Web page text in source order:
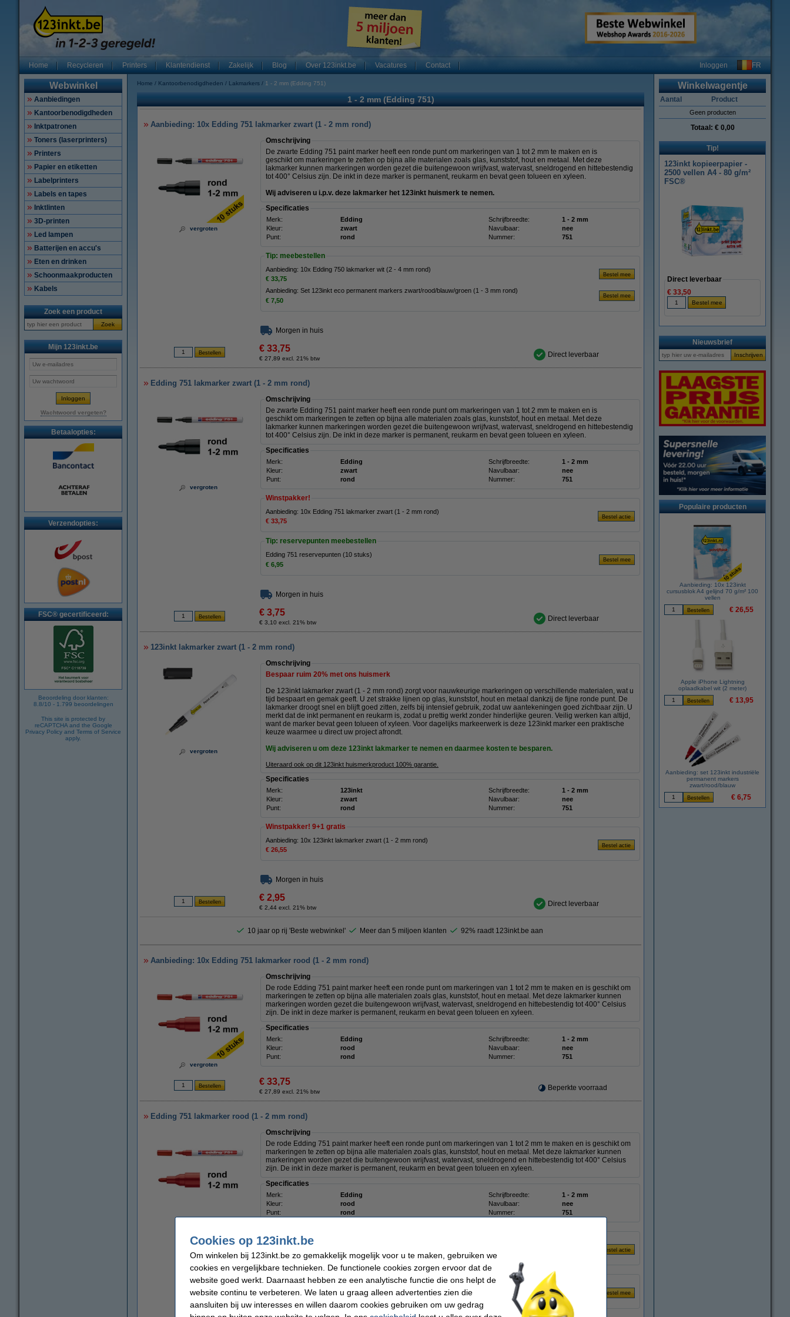
Home Recycleren Printers Klantendienst Zakelijk Blog Over 123inkt.be Vacatures Contact Inloggen FR
Webwinkel
Aanbiedingen
Kantoorbenodigdheden
Inktpatronen
Toners (laserprinters)
Printers
Papier en etiketten
Labelprinters
Labels en tapes
Inktlinten
3D-printen
Led lampen
Batterijen en accu's
Eten en drinken
Schoonmaakproducten
Kabels
Zoek een product
Zoek
Mijn 123inkt.be
Wachtwoord vergeten?
Betaalopties:
Verzendopties:
FSC® gecertificeerd:
Beoordeling door klanten:
8.8/10 - 1.799 beoordelingen
This site is protected by
reCAPTCHA and the Google
Privacy Policy and Terms of Service
apply.
Home Kantoorbenodigdheden Lakmarkers 1 - 2 mm (Edding 751)
1 - 2 mm (Edding 751)
Aanbieding: 10x Edding 751 lakmarker zwart (1 - 2 mm rond)
vergroten
Omschrijving
De zwarte Edding 751 paint marker heeft een ronde punt om markeringen van 1 tot 2 mm te maken en is
geschikt om markeringen te zetten op bijna alle materialen zoals glas, kunststof, hout en metaal. Met deze
lakmarker kunnen markeringen worden gezet die buitengewoon wrijfvast, watervast, sneldrogend en hittebestendig
tot 400° Celsius zijn. De inkt in deze marker is permanent, reukarm en bevat geen tolueen en xyleen.
Wij adviseren u i.p.v. deze lakmarker het 123inkt huismerk te nemen.
Specificaties
Merk: Edding Schrijfbreedte:
1 - 2 mm
Kleur:
zwart Navulbaar:
nee
Punt:
rond Nummer: 751
Tip: meebestellen
Aanbieding: 10x Edding 750 lakmarker wit (2 - 4 mm rond)
€ 33,75
Aanbieding: Set 123inkt eco permanent markers zwart/rood/blauw/groen (1 - 3 mm rond)
€ 7,50
Morgen in huis
€ 33,75
€ 27,89 excl. 21% btw Direct leverbaar
Edding 751 lakmarker zwart (1 - 2 mm rond)
vergroten
Omschrijving
De zwarte Edding 751 paint marker heeft een ronde punt om markeringen van 1 tot 2 mm te maken en is
geschikt om markeringen te zetten op bijna alle materialen zoals glas, kunststof, hout en metaal. Met deze
lakmarker kunnen markeringen worden gezet die buitengewoon wrijfvast, watervast, sneldrogend en hittebestendig
tot 400° Celsius zijn. De inkt in deze marker is permanent, reukarm en bevat geen tolueen en xyleen.
Specificaties
Merk: Edding Schrijfbreedte:
1 - 2 mm
Kleur:
zwart Navulbaar:
nee
Punt:
rond Nummer: 751
Winstpakker!
Aanbieding: 10x Edding 751 lakmarker zwart (1 - 2 mm rond)
€ 33,75
Tip: reservepunten meebestellen
Edding 751 reservepunten (10 stuks)
€ 6,95
Morgen in huis
€ 3,75
€ 3,10 excl. 21% btw Direct leverbaar
123inkt lakmarker zwart (1 - 2 mm rond)
vergroten
Omschrijving
Bespaar ruim 20% met ons huismerk
De 123inkt lakmarker zwart (1 - 2 mm rond) zorgt voor nauwkeurige markeringen op verschillende materialen, wat u
tijd bespaart en gemak geeft. U zet strakke lijnen op glas, kunststof, hout en metaal dankzij de fijne ronde punt. De
lakmarker droogt snel en blijft goed zitten, zelfs bij intensief gebruik, zodat uw aantekeningen goed zichtbaar zijn. U
merkt dat de inkt permanent en reukarm is, zodat u prettig werkt zonder hinderlijke geuren. Veilig werken kan altijd,
want de marker bevat geen tolueen of xyleen. Voor dagelijks markeerwerk is deze 123inkt marker een praktische
keuze waarmee u direct uw project afrondt.
Wij adviseren u om deze 123inkt lakmarker te nemen en daarmee kosten te besparen.
Uiteraard ook op dit 123inkt huismerkproduct 100% garantie.
Specificaties
Merk: 123inkt Schrijfbreedte:
1 - 2 mm
Kleur:
zwart Navulbaar:
nee
Punt:
rond Nummer: 751
Winstpakker! 9+1 gratis
Aanbieding: 10x 123inkt lakmarker zwart (1 - 2 mm rond)
€ 26,55
Morgen in huis
€ 2,95
€ 2,44 excl. 21% btw Direct leverbaar
10 jaar op rij 'Beste webwinkel' Meer dan 5 miljoen klanten 92% raadt 123inkt.be aan
Aanbieding: 10x Edding 751 lakmarker rood (1 - 2 mm rond)
vergroten
Omschrijving
De rode Edding 751 paint marker heeft een ronde punt om markeringen van 1 tot 2 mm te maken en is geschikt om
markeringen te zetten op bijna alle materialen zoals glas, kunststof, hout en metaal. Met deze lakmarker kunnen
markeringen worden gezet die buitengewoon wrijfvast, watervast, sneldrogend en hittebestendig tot 400° Celsius
zijn. De inkt in deze marker is permanent, reukarm en bevat geen tolueen en xyleen.
Specificaties
Merk: Edding Schrijfbreedte:
1 - 2 mm
Kleur:
rood Navulbaar:
nee
Punt:
rond Nummer: 751
€ 33,75
€ 27,89 excl. 21% btw Beperkte voorraad
Edding 751 lakmarker rood (1 - 2 mm rond)
Omschrijving
De rode Edding 751 paint marker heeft een ronde punt om markeringen van 1 tot 2 mm te maken en is geschikt om
markeringen te zetten op bijna alle materialen zoals glas, kunststof, hout en metaal. Met deze lakmarker kunnen
markeringen worden gezet die buitengewoon wrijfvast, watervast, sneldrogend en hittebestendig tot 400° Celsius
zijn. De inkt in deze marker is permanent, reukarm en bevat geen tolueen en xyleen.
Specificaties
Merk: Edding Schrijfbreedte:
1 - 2 mm
Kleur:
rood Navulbaar:
nee
Punt:
rond Nummer: 751
Aanbieding: 10x Edding 751 lakmarker rood (1 - 2 mm rond)
€ 33,75
€ 6,95
Winkelwagentje
Aantal Product
Geen producten
Totaal: € 0,00
Tip!
123inkt kopieerpapier -
2500 vellen A4 - 80 g/m²
FSC®
Direct leverbaar
€ 33,50
Nieuwsbrief
Populaire producten
Aanbieding: 10x 123inkt
cursusblok A4 gelijnd 70 g/m² 100
vellen
€ 26,55
Apple iPhone Lightning
oplaadkabel wit (2 meter)
€ 13,95
Aanbieding: set 123inkt industriële
permanent markers
zwart/rood/blauw
€ 6,75
Cookies op 123inkt.be
Om winkelen bij 123inkt.be zo gemakkelijk mogelijk voor u te maken, gebruiken we
cookies en vergelijkbare technieken. De functionele cookies zorgen ervoor dat de
website goed werkt. Daarnaast hebben ze een analytische functie die ons helpt de
website continu te verbeteren. We laten u graag alleen advertenties zien die
aansluiten bij uw interesses en willen daarom cookies gebruiken om uw gedrag